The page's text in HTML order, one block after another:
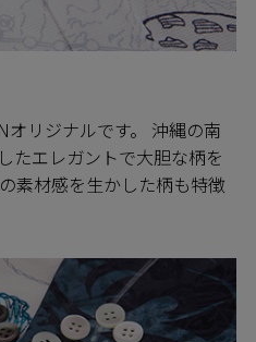
オリジナルです。 沖縄の南
たエレガントで大胆な柄を
素材感を生かした柄も特徴